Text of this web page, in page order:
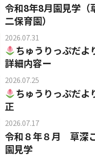
草深こじか保育園
（幼保連携型認定こども園）
草深こじか第二保育園
こじかKIDSクラブ
令和8年8月園見学（
二保育園）
2026.07.31
ちゅうりっぷだよ
詳細内容ー
2026.07.25
ちゅうりっぷだよ
正
2026.07.17
令和８年８月 草深
園見学